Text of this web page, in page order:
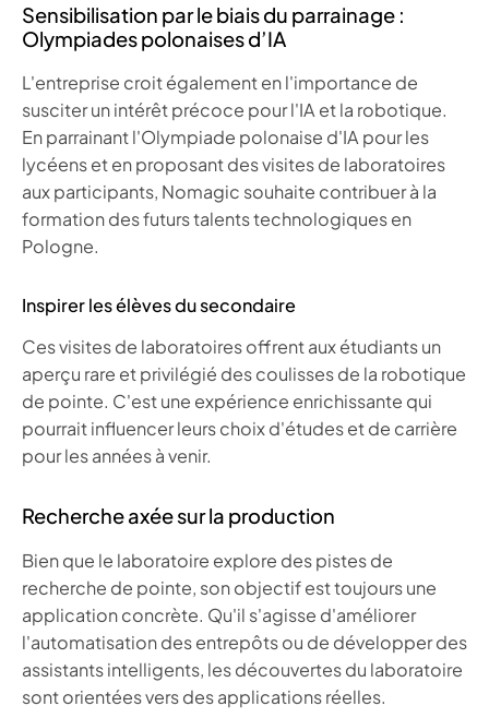
Sensibilisation par le biais du parrainage :
Olympiades polonaises d’IA
L'entreprise croit également en l'importance de
susciter un intérêt précoce pour l'IA et la robotique.
En parrainant l'Olympiade polonaise d'IA pour les
lycéens et en proposant des visites de laboratoires
aux participants, Nomagic souhaite contribuer à la
formation des futurs talents technologiques en
Pologne.
Inspirer les élèves du secondaire
Ces visites de laboratoires offrent aux étudiants un
aperçu rare et privilégié des coulisses de la robotique
de pointe. C'est une expérience enrichissante qui
pourrait influencer leurs choix d'études et de carrière
pour les années à venir.
Recherche axée sur la production
Bien que le laboratoire explore des pistes de
recherche de pointe, son objectif est toujours une
application concrète. Qu'il s'agisse d'améliorer
l'automatisation des entrepôts ou de développer des
assistants intelligents, les découvertes du laboratoire
sont orientées vers des applications réelles.